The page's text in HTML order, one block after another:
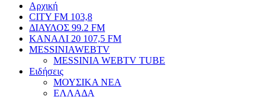
Αρχική
CITY FM 103,8
ΔΙΑΥΛΟΣ 99.2 FM
ΚΑΝΑΛΙ 20 107,5 FM
MESSINIAWEBTV
MESSINIA WEBTV TUBE
Eιδήσεις
ΜΟΥΣΙΚΑ ΝΕΑ
ΕΛΛΑΔΑ